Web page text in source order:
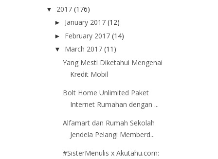
▼ 2017 (176)
► January 2017 (12)
► February 2017 (14)
▼ March 2017 (11)
Yang Mesti Diketahui Mengenai
Kredit Mobil
Bolt Home Unlimited Paket
Internet Rumahan dengan ...
Alfamart dan Rumah Sekolah
Jendela Pelangi Memberd...
#SisterMenulis x Akutahu.com: